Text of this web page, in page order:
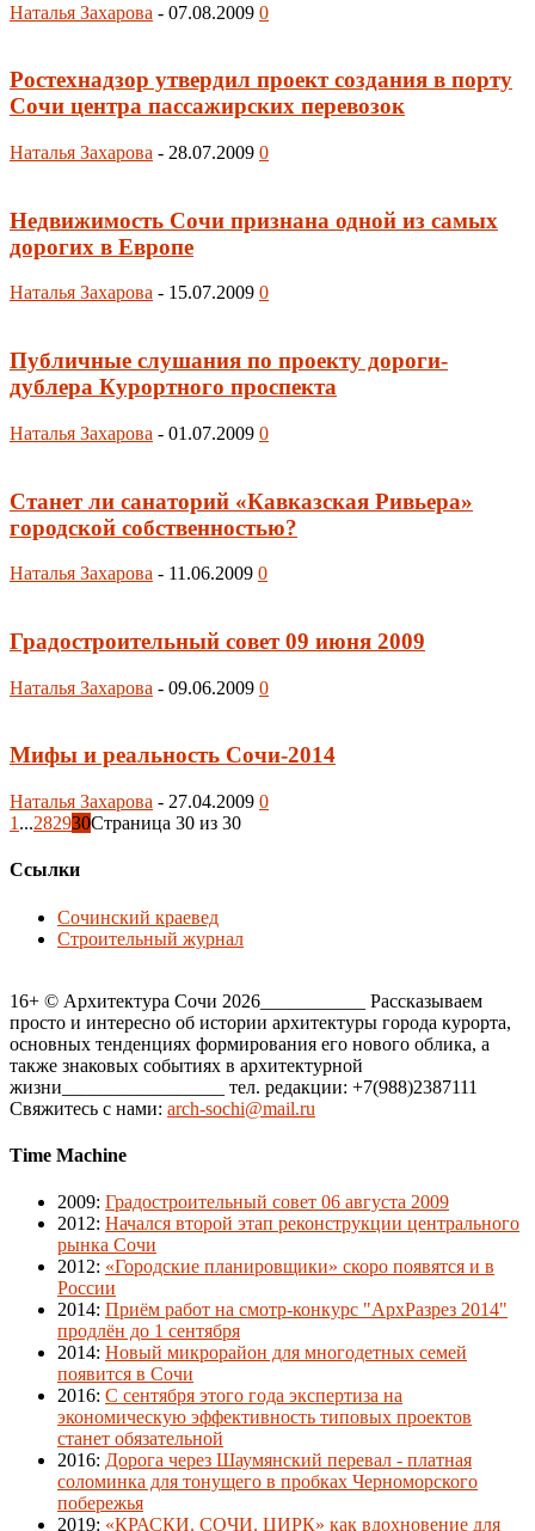
Наталья Захарова - 07.08.2009 0
Ростехнадзор утвердил проект создания в порту
Сочи центра пассажирских перевозок
Наталья Захарова - 28.07.2009 0
Недвижимость Сочи признана одной из самых
дорогих в Европе
Наталья Захарова - 15.07.2009 0
Публичные слушания по проекту дороги-
дублера Курортного проспекта
Наталья Захарова - 01.07.2009 0
Станет ли санаторий «Кавказская Ривьера»
городской собственностью?
Наталья Захарова - 11.06.2009 0
Градостроительный совет 09 июня 2009
Наталья Захарова - 09.06.2009 0
Мифы и реальность Сочи-2014
Наталья Захарова - 27.04.2009 0
1 ...282930Страница 30 из 30
Ссылки
Сочинский краевед
Строительный журнал
16+ © Архитектура Сочи 2026___________ Рассказываем
просто и интересно об истории архитектуры города курорта,
основных тенденциях формирования его нового облика, а
также знаковых событиях в архитектурной
жизни_________________ тел. редакции: +7(988)2387111
Свяжитесь с нами: arch-sochi@mail.ru
Time Machine
2009: Градостроительный совет 06 августа 2009
2012: Начался второй этап реконструкции центрального
рынка Сочи
2012: «Городские планировщики» скоро появятся и в
России
2014: Приём работ на смотр-конкурс "АрхРазрез 2014"
продлён до 1 сентября
2014: Новый микрорайон для многодетных семей
появится в Сочи
2016: С сентября этого года экспертиза на
экономическую эффективность типовых проектов
станет обязательной
2016: Дорога через Шаумянский перевал - платная
соломинка для тонущего в пробках Черноморского
побережья
2019: «КРАСКИ. СОЧИ. ЦИРК» как вдохновение для